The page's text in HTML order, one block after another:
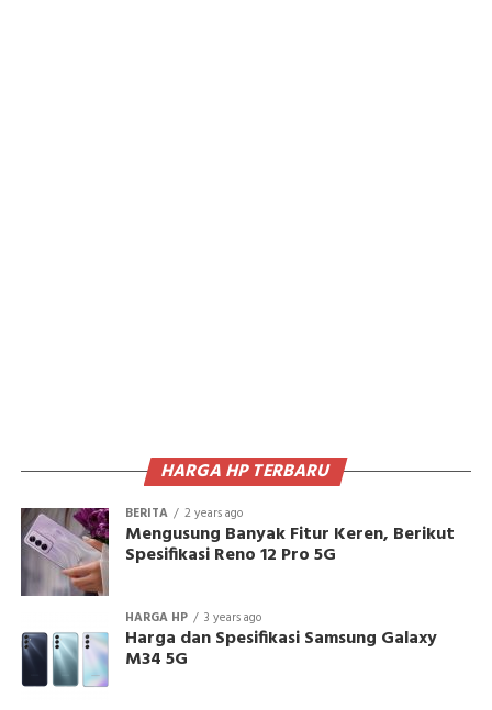
HARGA HP TERBARU
BERITA 2 years ago
Mengusung Banyak Fitur Keren, Berikut
Spesifikasi Reno 12 Pro 5G
HARGA HP 3 years ago
Harga dan Spesifikasi Samsung Galaxy
M34 5G